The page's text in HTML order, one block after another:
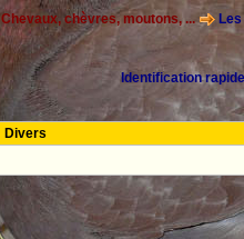
Chevaux, chèvres, moutons, ...
Identification
Divers